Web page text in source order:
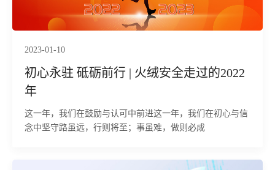
2023-01-10
初心永驻 砥砺前行 | 火绒安全走过的2022
年
这一年，我们在鼓励与认可中前进这一年，我们在初心与信
念中坚守路虽远，行则将至；事虽难，做则必成